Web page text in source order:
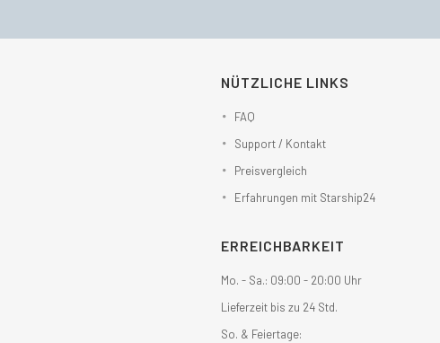
NÜTZLICHE LINKS
FAQ
Support / Kontakt
Preisvergleich
Erfahrungen mit Starship24
ERREICHBARKEIT
Mo. - Sa.: 09:00 - 20:00 Uhr
Lieferzeit bis zu 24 Std.
So. & Feiertage: